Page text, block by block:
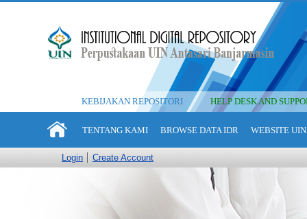
KEBIJAKAN REPOSITORI HELP DESK AND
TENTANG KAMI BROWSE DATA IDR WEBSITE
Login Create Account